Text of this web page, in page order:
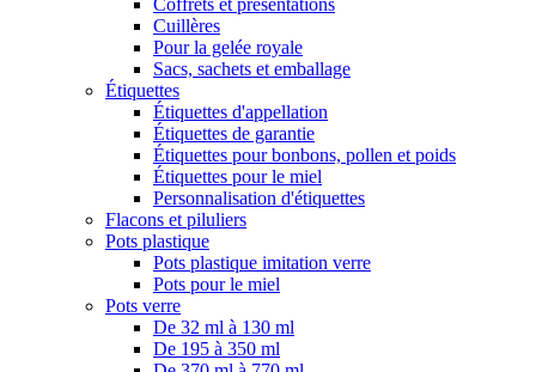
Coffrets et présentations
Cuillères
Pour la gelée royale
Sacs, sachets et emballage
Étiquettes
Étiquettes d'appellation
Étiquettes de garantie
Étiquettes pour bonbons, pollen et poids
Étiquettes pour le miel
Personnalisation d'étiquettes
Flacons et piluliers
Pots plastique
Pots plastique imitation verre
Pots pour le miel
Pots verre
De 32 ml à 130 ml
De 195 à 350 ml